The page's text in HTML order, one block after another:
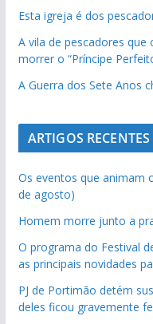
Esta igreja é dos
A vila de pescadores
morrer o “Príncipe
A Guerra dos Sete Anos
ARTIGOS RECENTES
Os eventos que animam
de agosto)
Homem morre junto a
O programa do Festival
as principais novidades
PJ de Portimão detém
deles ficou gravemente